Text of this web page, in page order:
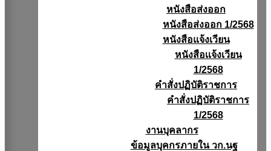
หนังสือส่งออก
หนังสือส่งออก 1/2568
หนังสือแจ้งเวียน
หนังสือเเจ้งเวียน
1/2568
คำสั่งปฏิบัติราชการ
คำสั่งปฏิบัติราชการ
1/2568
งานบุคลากร
ข้อมูลบุคกรภายใน วก.นฐ